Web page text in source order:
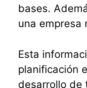
bases.
una empresa
Esta
planificación
desarrollo de